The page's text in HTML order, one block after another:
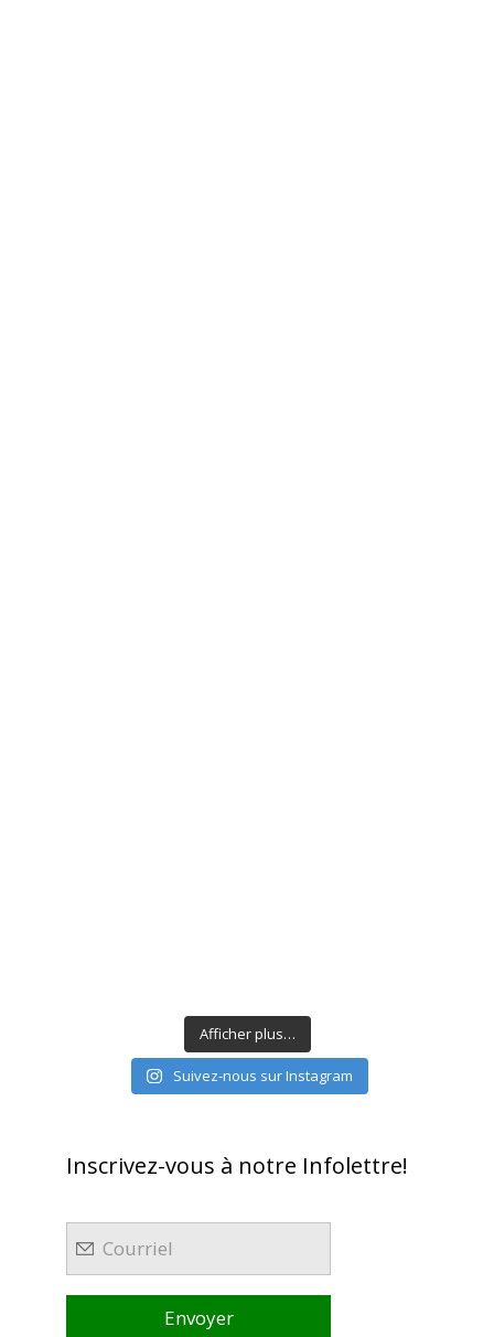
Afficher plus…
Suivez-nous sur Instagram
Inscrivez-vous à notre Infolettre!